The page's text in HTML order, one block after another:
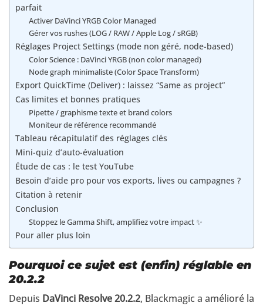
parfait
Activer DaVinci YRGB Color Managed
Gérer vos rushes (LOG / RAW / Apple Log / sRGB)
Réglages Project Settings (mode non géré, node-based)
Color Science : DaVinci YRGB (non color managed)
Node graph minimaliste (Color Space Transform)
Export QuickTime (Deliver) : laissez “Same as project”
Cas limites et bonnes pratiques
Pipette / graphisme texte et brand colors
Moniteur de référence recommandé
Tableau récapitulatif des réglages clés
Mini-quiz d’auto-évaluation
Étude de cas : le test YouTube
Besoin d’aide pro pour vos exports, lives ou campagnes ?
Citation à retenir
Conclusion
Stoppez le Gamma Shift, amplifiez votre impact ✨
Pour aller plus loin
Pourquoi ce sujet est (enfin) réglable en
20.2.2
Depuis DaVinci Resolve 20.2.2, Blackmagic a amélioré la